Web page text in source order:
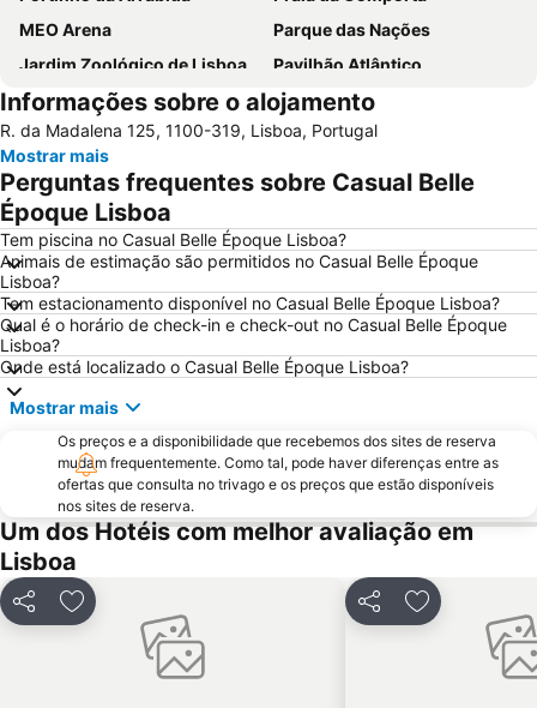
MEO Arena
Parque das Nações
Jardim Zoológico de Lisboa
Pavilhão Atlântico
Passeio Marítimo de Algés
Benfica
Baixa de Lisboa
Parque Eduardo VII
Praça de Touros de Campo Pequeno
Praia das Azenhas do Mar
Estação de Caminhos de Ferro de Sete Rios
Avenida da Liberdade
da Figueirinha
Marquês de Pombal
Estádio do Restelo
Praia das Maçãs
Fonte da Telha
Praia Tróia Mar
Parque Natural da Arrabida
Campo Grande
Lagoa de Albufeira
Tróia Beach
Alcântara
Oceanário de Lisboa
Praia da Caparica
Chiado
Fundaçao Champalimaud
Alvalade
Praça do Rossio
Gare do Oriente
Centro Comercial Vasco da Gama
Centro Colombo
Estádio José Alvalade
Wonderland Lisboa
Informações sobre o alojamento
R. da Madalena 125, 1100-319, Lisboa, Portugal
Mostrar mais
Perguntas frequentes sobre Casual Belle
Époque Lisboa
Tem piscina no Casual Belle Époque Lisboa?
Animais de estimação são permitidos no Casual Belle Époque
Lisboa?
Tem estacionamento disponível no Casual Belle Époque Lisboa?
Qual é o horário de check-in e check-out no Casual Belle Époque
Lisboa?
Onde está localizado o Casual Belle Époque Lisboa?
Mostrar mais
Os preços e a disponibilidade que recebemos dos sites de reserva
mudam frequentemente. Como tal, pode haver diferenças entre as
ofertas que consulta no trivago e os preços que estão disponíveis
nos sites de reserva.
Um dos Hotéis com melhor avaliação em
Lisboa
PartilharAdicionar aos favoritos PartilharAdicionar